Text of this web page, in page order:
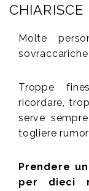
CHIARISCE
Molte
Troppe
ricordare,
serve
togliere
Prendere
per dieci